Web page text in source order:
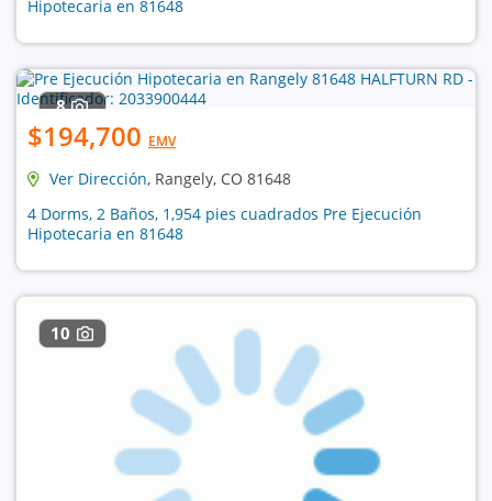
Hipotecaria en 81648
8
$194,700 EMV
Ver Dirección, Rangely, CO 81648
4 Dorms, 2 Baños, 1,954 pies cuadrados Pre Ejecución
Hipotecaria en 81648
10